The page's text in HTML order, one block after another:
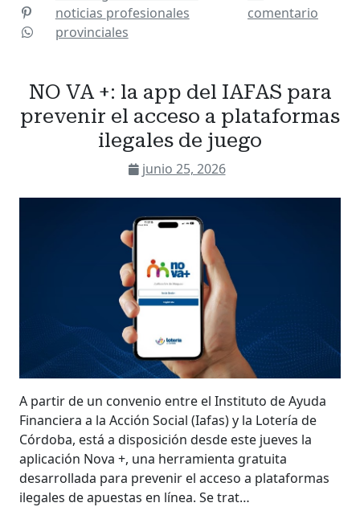
noticias profesionales
provinciales
comentario
NO VA +: la app del IAFAS para
prevenir el acceso a plataformas
ilegales de juego
junio 25, 2026
A partir de un convenio entre el Instituto de Ayuda
Financiera a la Acción Social (Iafas) y la Lotería de
Córdoba, está a disposición desde este jueves la
aplicación Nova +, una herramienta gratuita
desarrollada para prevenir el acceso a plataformas
ilegales de apuestas en línea. Se trat…